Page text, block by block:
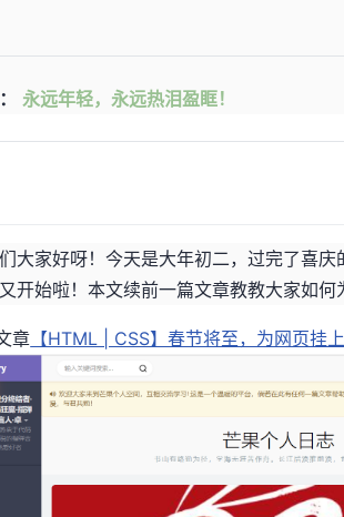
永远年轻，永远热泪盈眶！
大家好呀！今天是大年初二，过完了喜庆
开始啦！本文续前一篇文章教教大家如何
章 【HTML | CSS】春节将至，为网页挂